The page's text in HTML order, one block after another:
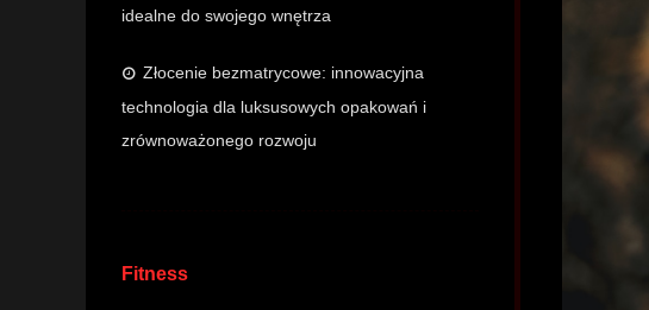
idealne do swojego wnętrza
Złocenie bezmatrycowe: innowacyjna
technologia dla luksusowych opakowań i
zrównoważonego rozwoju
Fitness